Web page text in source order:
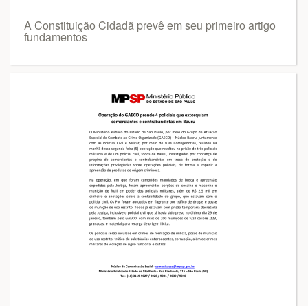
A Constituição Cidadã prevê em seu primeiro artigo
fundamentos